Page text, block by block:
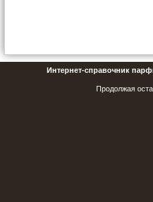
Интернет-справочник
Продолжая